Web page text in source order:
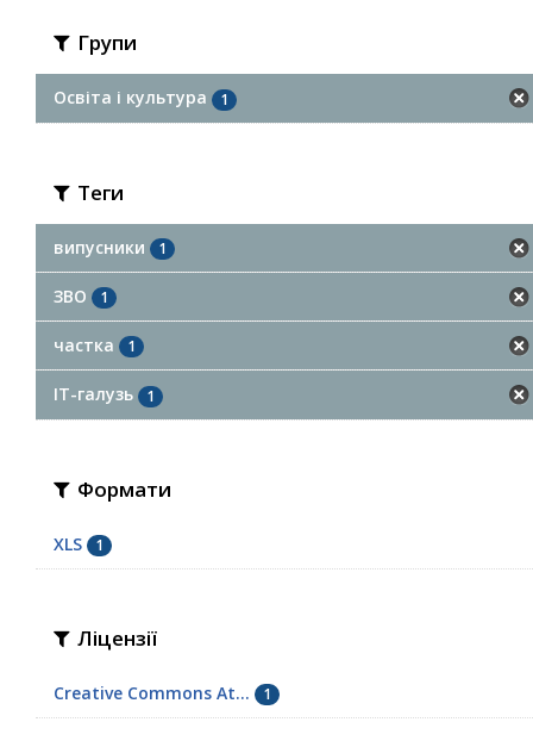
Групи
Освіта і культура 1
Теги
випусники 1
ЗВО 1
частка 1
ІТ-галузь 1
Формати
XLS 1
Ліцензії
Creative Commons At... 1